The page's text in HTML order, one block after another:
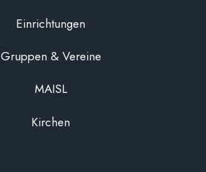
Einrichtungen
Gruppen & Vereine
MAISL
Kirchen